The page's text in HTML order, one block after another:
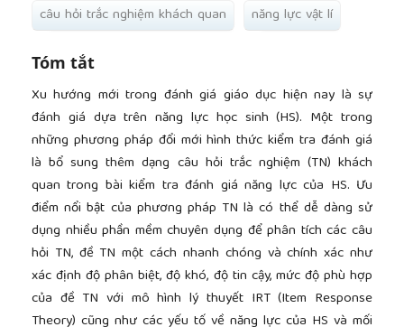
câu hỏi trắc nghiệm khách quan
năng lực vật lí
Tóm tắt
Xu hướng mới trong đánh giá giáo dục hiện nay là sự
đánh giá dựa trên năng lực học sinh (HS). Một trong
những phương pháp đổi mới hình thức kiểm tra đánh giá
là bổ sung thêm dạng câu hỏi trắc nghiệm (TN) khách
quan trong bài kiểm tra đánh giá năng lực của HS. Ưu
điểm nổi bật của phương pháp TN là có thể dễ dàng sử
dụng nhiều phần mềm chuyên dụng để phân tích các câu
hỏi TN, đề TN một cách nhanh chóng và chính xác như
xác định độ phân biệt, độ khó, độ tin cậy, mức độ phù hợp
của đề TN với mô hình lý thuyết IRT (Item Response
Theory) cũng như các yếu tố về năng lực của HS và mối